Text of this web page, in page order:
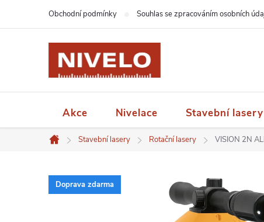
Obchodní podmínky Souhlas se zpracováním osobních
Akce Nivelace Stavební lasery
Domů
Stavební lasery Rotační lasery VISION 2N
Doprava zdarma